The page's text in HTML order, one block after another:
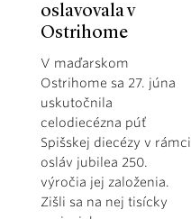
oslavovala v
Ostrihome
V maďarskom
Ostrihome sa 27. júna
uskutočnila
celodiecézna púť
Spišskej diecézy v rámci
osláv jubilea 250.
výročia jej založenia.
Zišli sa na nej tisícky